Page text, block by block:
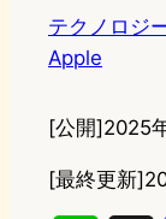
テクノロジ
Apple
[公開]2025
[最終更新]